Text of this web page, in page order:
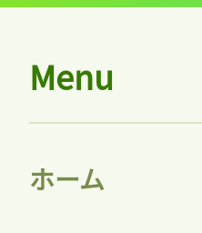
Menu
ホーム